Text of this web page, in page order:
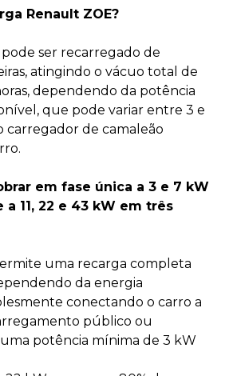
Renault ZOE?
ser recarregado de
atingindo o vácuo total de
dependendo da potência
que pode variar entre 3 e
carregador de camaleão
em fase única a 3 e 7 kW
a 11, 22 e 43 kW em três
uma recarga completa
da energia
conectando o carro a
público ou
potência mínima de 3 kW